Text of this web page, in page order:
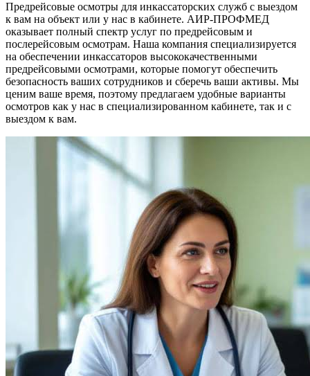
Предрейсовые осмотры для инкассаторских служб с выездом
к вам на объект или у нас в кабинете. АИР-ПРОФМЕД
оказывает полный спектр услуг по предрейсовым и
послерейсовым осмотрам. Наша компания специализируется
на обеспечении инкассаторов высококачественными
предрейсовыми осмотрами, которые помогут обеспечить
безопасность ваших сотрудников и сберечь ваши активы. Мы
ценим ваше время, поэтому предлагаем удобные варианты
осмотров как у нас в специализированном кабинете, так и с
выездом к вам.